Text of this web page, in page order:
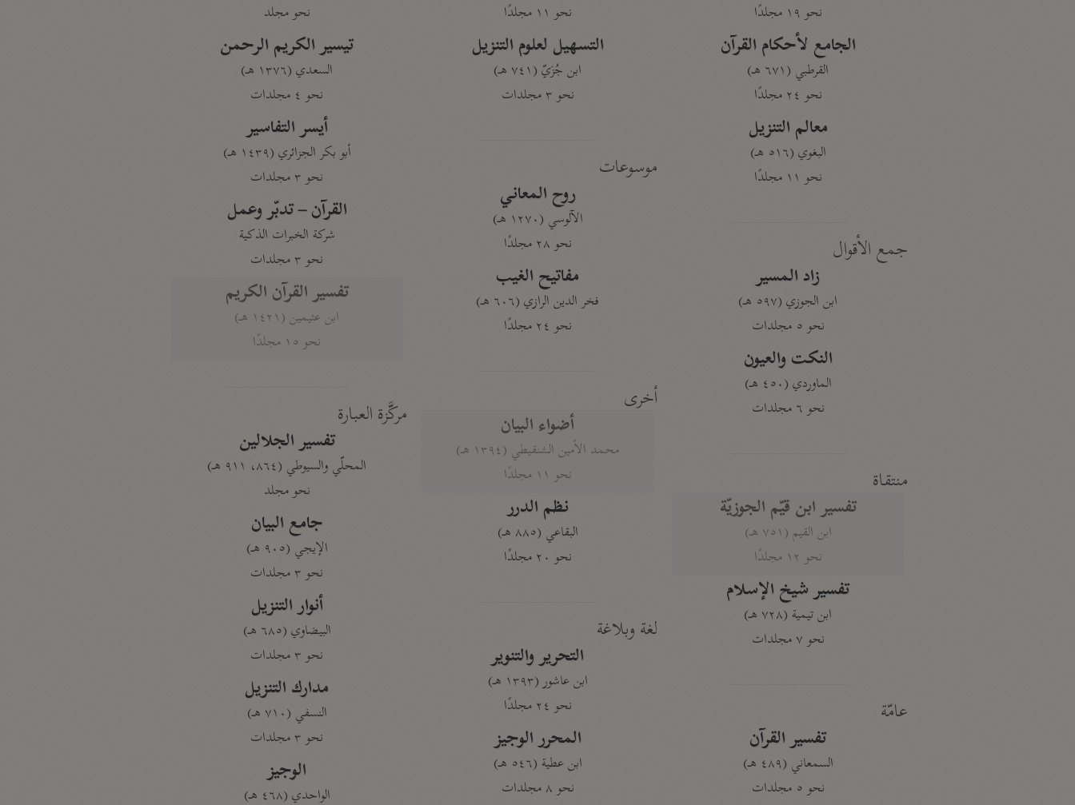
نحو ١٩ مجلدًا
الجامع لأحكام القرآن
القرطبي (٦٧١ هـ)
نحو ٢٤ مجلدًا
معالم التنزيل
البغوي (٥١٦ هـ)
نحو ١١ مجلدًا
جمع الأقوال
زاد المسير
ابن الجوزي (٥٩٧ هـ)
نحو ٥ مجلدات
النكت والعيون
الماوردي (٤٥٠ هـ)
نحو ٦ مجلدات
منتقاة
تفسير ابن قيّم الجوزيّة
ابن القيم (٧٥١ هـ)
نحو ١٢ مجلدًا
تفسير شيخ الإسلام
ابن تيمية (٧٢٨ هـ)
نحو ٧ مجلدات
عامّة
تفسير القرآن
السمعاني (٤٨٩ هـ)
نحو ٥ مجلدات
نحو ١١ مجلدًا
التسهيل لعلوم التنزيل
ابن جُزَيّ (٧٤١ هـ)
نحو ٣ مجلدات
موسوعات
روح المعاني
الآلوسي (١٢٧٠ هـ)
نحو ٢٨ مجلدًا
مفاتيح الغيب
فخر الدين الرازي (٦٠٦ هـ)
نحو ٢٤ مجلدًا
أخرى
أضواء البيان
محمد الأمين الشنقيطي (١٣٩٤ هـ)
نحو ١١ مجلدًا
نظم الدرر
البقاعي (٨٨٥ هـ)
نحو ٢٠ مجلدًا
لغة وبلاغة
التحرير والتنوير
ابن عاشور (١٣٩٣ هـ)
نحو ٢٤ مجلدًا
المحرر الوجيز
ابن عطية (٥٤٦ هـ)
نحو ٨ مجلدات
نحو مجلد
تيسير الكريم الرحمن
السعدي (١٣٧٦ هـ)
نحو ٤ مجلدات
أيسر التفاسير
أبو بكر الجزائري (١٤٣٩ هـ)
نحو ٣ مجلدات
القرآن – تدبّر وعمل
شركة الخبرات الذكية
نحو ٣ مجلدات
تفسير القرآن الكريم
ابن عثيمين (١٤٢١ هـ)
نحو ١٥ مجلدًا
مركَّزة العبارة
تفسير الجلالين
المحلّي والسيوطي (٨٦٤، ٩١١ هـ)
نحو مجلد
جامع البيان
الإيجي (٩٠٥ هـ)
نحو ٣ مجلدات
أنوار التنزيل
البيضاوي (٦٨٥ هـ)
نحو ٣ مجلدات
مدارك التنزيل
النسفي (٧١٠ هـ)
نحو ٣ مجلدات
الوجيز
الواحدي (٤٦٨ هـ)